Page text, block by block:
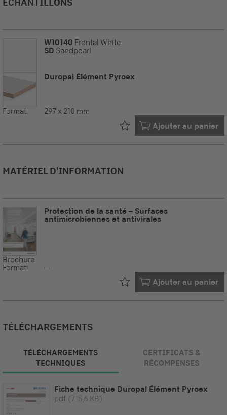
W10140 Frontal White
SD Sandpearl
Duropal Élément Pyroex
Format: 297 x 210 mm
Ajouter au panier
Déjà dans votre
MATÉRIEL D'INFORMATION
Protection de la santé – Surfaces
antimicrobiennes et antivirales
Brochure
Format:
--
Ajouter au panier
Déjà dans votre
TÉLÉCHARGEMENTS
TÉLÉCHARGEMENTS
TECHNIQUES
CERTIFICATS &
RÉCOMPENSES
Fiche technique Duropal Élément Pyroex
pdf (715,6 KB)